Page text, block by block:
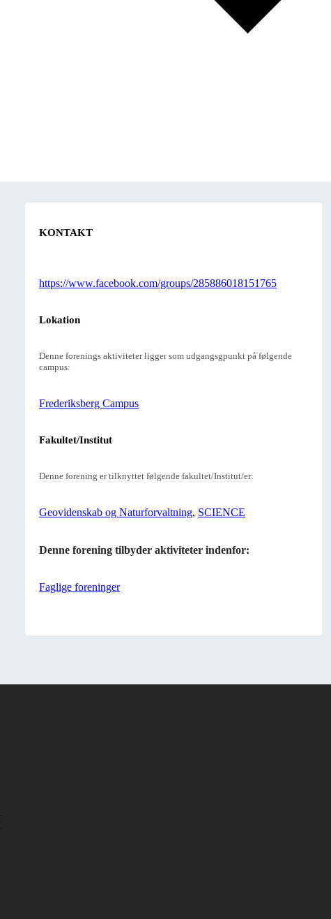
KONTAKT
https://www.facebook.com/groups/285886018151765
Lokation
Denne forenings aktiviteter ligger som udgangsgpunkt på følgende
campus:
Frederiksberg Campus
Fakultet/Institut
Denne forening er tilknyttet følgende fakultet/Institut/er:
Geovidenskab og Naturforvaltning, SCIENCE
Denne forening tilbyder aktiviteter indenfor:
Faglige foreninger